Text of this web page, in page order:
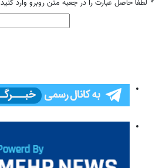
* لطفا حاصل عبارت را در جعبه متن روبرو وارد کنید